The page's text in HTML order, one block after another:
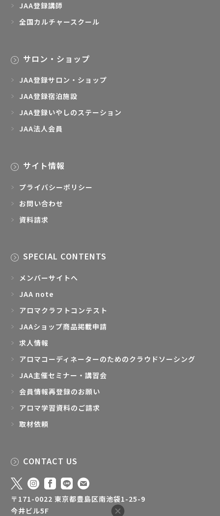
JAA登録講師
全国カルチャースクール
サロン・ショップ
JAA登録サロン・ショップ
JAA登録宿泊施設
JAA登録いやしのステーション
JAA法人会員
サイト情報
プライバシーポリシー
お問い合わせ
資料請求
SPECIAL CONTENTS
メンバーサイトへ
JAA note
アロマクラフトコンテスト
JAAショップ商品掲載申請
求人情報
アロマコーディネーターのためのクラウドソーシング
JAA主催セミナー・講習会
会員情報再登録のお願い
アロマ学習資料のご請求
取材依頼
CONTACT US
〒171-0022 東京都豊島区南池袋1-25-9
今井ビル5F